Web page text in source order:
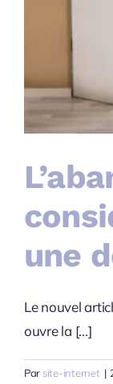
une
Le nouvel
ouvre la [...]
Par site-internet |